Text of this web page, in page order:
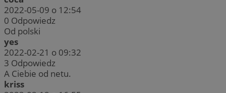
2022-05-09 o 12:54
0 Odpowiedz
Od polski
yes
2022-02-21 o 09:32
3 Odpowiedz
A Ciebie od netu.
kriss